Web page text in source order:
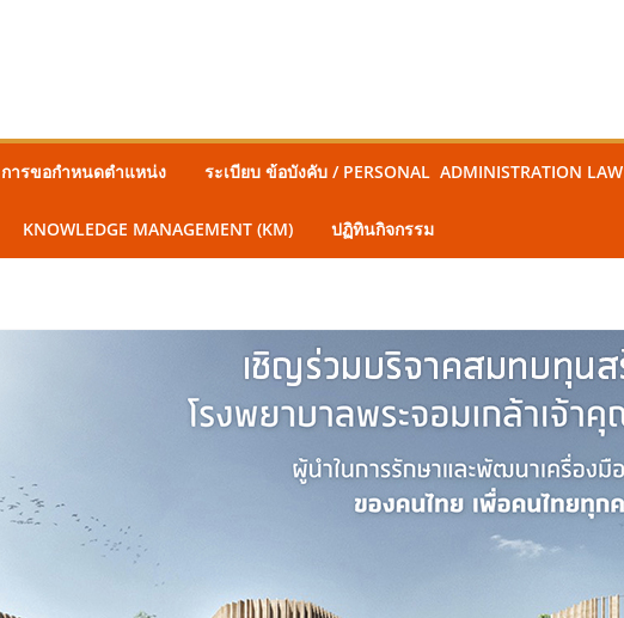
การขอกำหนดตำแหน่ง ระเบียบ ข้อบังคับ / PERSONAL ADMINISTRATION LAW
KNOWLEDGE MANAGEMENT (KM) ปฏิทินกิจกรรม